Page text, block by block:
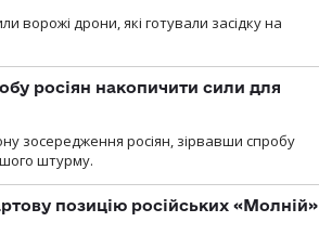
ворожі дрони, які готували засідку на
росіян накопичити сили для
зосередження росіян, зірвавши спробу
штурму.
позицію російських «Молній»